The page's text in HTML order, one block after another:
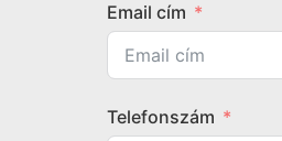
Email cím
Telefonszám